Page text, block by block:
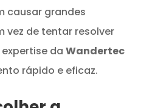
causar grandes
vez de tentar resolver
da Wandertec
rápido e eficaz.